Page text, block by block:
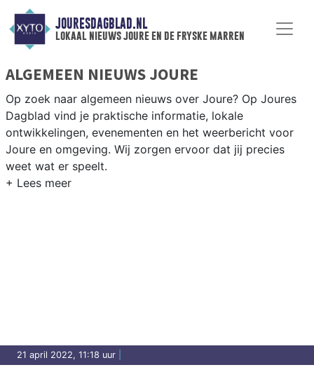
JOURESDAGBLAD.NL
lokaal nieuws joure en de fryske marren
ALGEMEEN NIEUWS JOURE
Op zoek naar algemeen nieuws over Joure? Op Joures
Dagblad vind je praktische informatie, lokale
ontwikkelingen, evenementen en het weerbericht voor
Joure en omgeving. Wij zorgen ervoor dat jij precies
weet wat er speelt.
21 april 2022, 11:18 uur